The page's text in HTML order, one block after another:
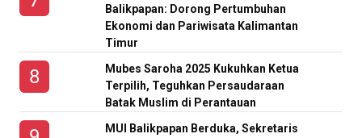
Balikpapan: Dorong Pertumbuhan
Ekonomi dan Pariwisata Kalimantan
Timur
Mubes Saroha 2025 Kukuhkan Ketua
Terpilih, Teguhkan Persaudaraan
Batak Muslim di Perantauan
MUI Balikpapan Berduka, Sekretaris